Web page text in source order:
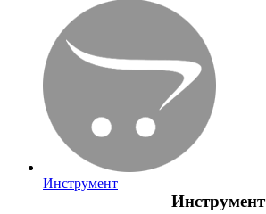
Инструмент
Инструмент